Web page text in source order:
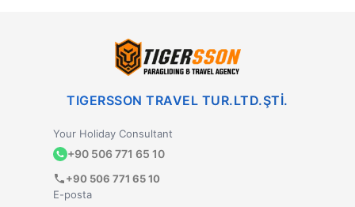
TIGERSSON TRAVEL TUR.LTD.ŞTİ.
Your Holiday Consultant
+90 506 771 65 10
+90 506 771 65 10
E-posta